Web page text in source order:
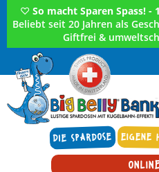
♡ So macht Sparen Spass!
Beliebt seit 20 Jahren als
Giftfrei &
DIE SPARDOSE EIGENE